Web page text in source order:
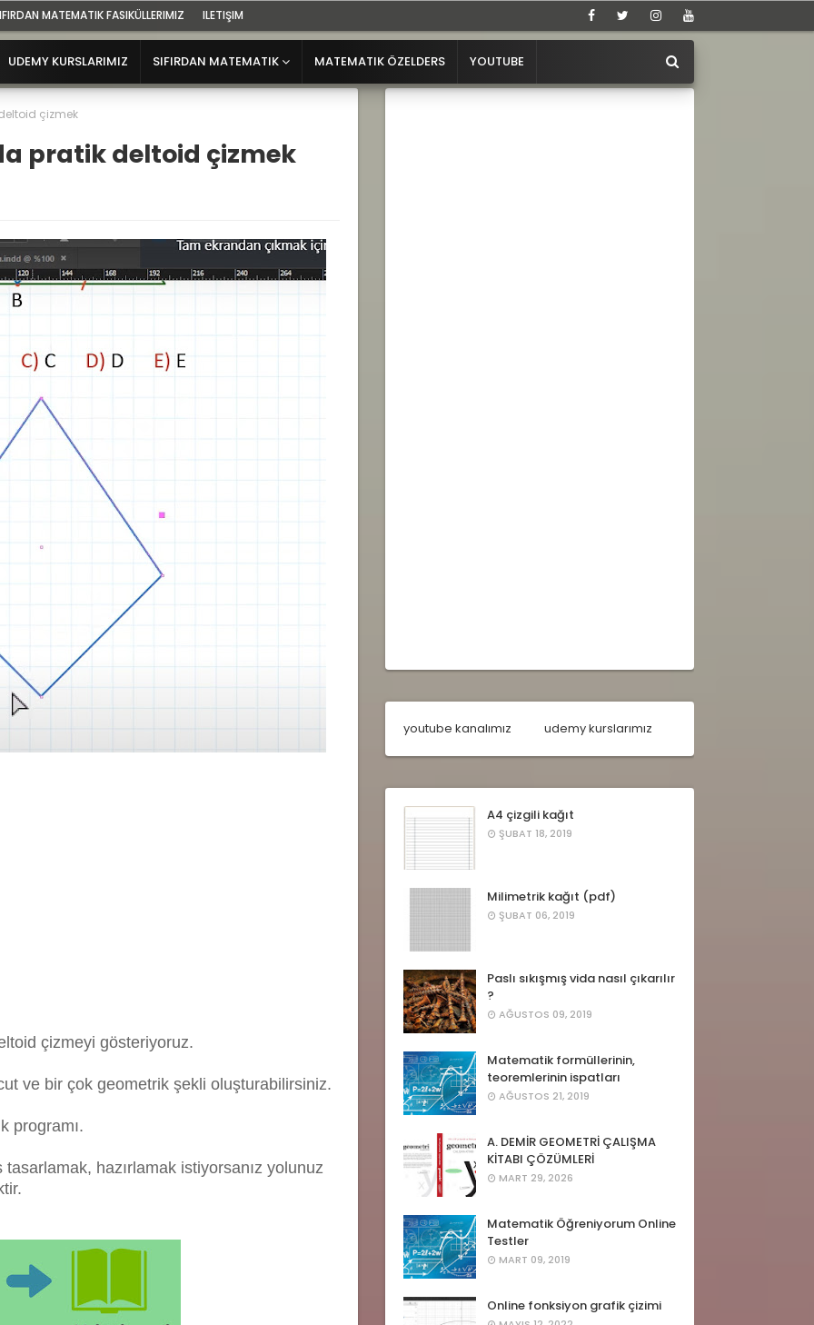
MATEMATIK FASIKÜLLERIMIZ ILETIŞIM
UDEMY KURSLARIMIZ SIFIRDAN MATEMATIK MATEMATIK ÖZELDERS YOUTUBE
çizmek
pratik deltoid çizmek
çizmeyi gösteriyoruz.
ve bir çok geometrik şekli oluşturabilirsiniz.
programı.
hazırlamak istiyorsanız yolunuz
youtube kanalımız udemy kurslarımız
A4 çizgili kağıt
ŞUBAT 18, 2019
Milimetrik kağıt (pdf)
ŞUBAT 06, 2019
Paslı sıkışmış vida nasıl çıkarılır
?
AĞUSTOS 09, 2019
Matematik formüllerinin,
teoremlerinin ispatları
AĞUSTOS 21, 2019
A. DEMİR GEOMETRİ ÇALIŞMA
KİTABI ÇÖZÜMLERİ
MART 29, 2026
Matematik Öğreniyorum Online
Testler
MART 09, 2019
Online fonksiyon grafik çizimi